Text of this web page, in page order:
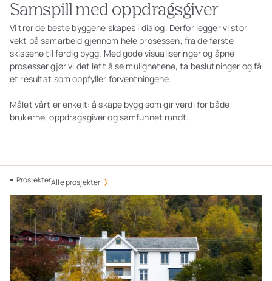
Samspill med oppdragsgiver
Vi tror de beste byggene skapes i dialog. Derfor legger vi stor
vekt på samarbeid gjennom hele prosessen, fra de første
skissene til ferdig bygg. Med gode visualiseringer og åpne
prosesser gjør vi det lett å se mulighetene, ta beslutninger og få
et resultat som oppfyller forventningene.
Målet vårt er enkelt: å skape bygg som gir verdi for både
brukerne, oppdragsgiver og samfunnet rundt.
ProsjekterAlle prosjekter